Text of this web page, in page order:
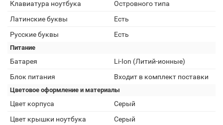
Клавиатура ноутбука
Островного типа
Латинские буквы
Есть
Русские буквы
Есть
Питание
Батарея
Li-Ion (Литий-ионные)
Блок питания
Входит в комплект поставки
Цветовое оформление и материалы
Цвет корпуса
Серый
Цвет крышки ноутбука
Серый